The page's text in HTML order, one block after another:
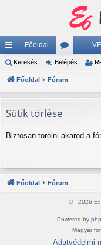
yo
rs
lin
ke
k
Főoldal
ór
u
m
ok
Keresés Belépés
Főoldal Fórum
Sütik törlése
Biztosan törölni akarod a
Főoldal Fórum
© - 2026
Powered by
Magyar
Adatvédelmi